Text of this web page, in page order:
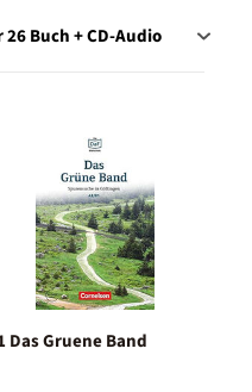
Buch + CD-Audio
Das Gruene Band